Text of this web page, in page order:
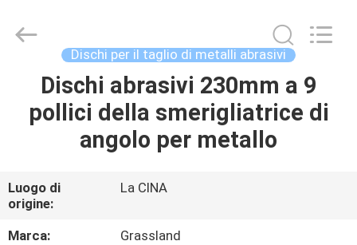
CASA
PRODOTTI
CIRCA
NOI
Wheel
Manufacturing
Developed
Dischi per il taglio di metalli abrasivi
Dischi abrasivi 230mm a 9
pollici della smerigliatrice di
angolo per metallo
Luogo di
origine:
La CINA
Marca:
Grassland